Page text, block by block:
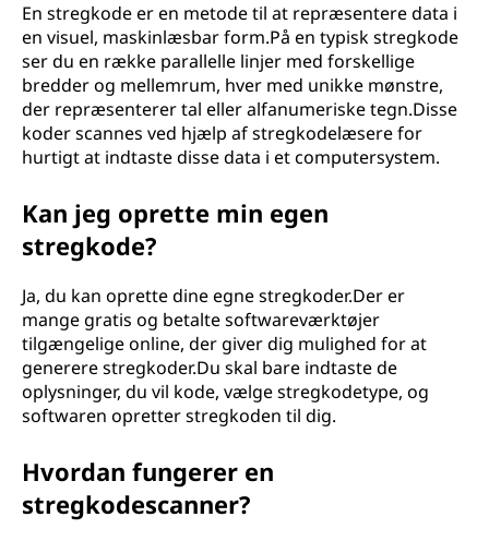
En stregkode er en metode til at repræsentere data i
en visuel, maskinlæsbar form.På en typisk stregkode
ser du en række parallelle linjer med forskellige
bredder og mellemrum, hver med unikke mønstre,
der repræsenterer tal eller alfanumeriske tegn.Disse
koder scannes ved hjælp af stregkodelæsere for
hurtigt at indtaste disse data i et computersystem.
Kan jeg oprette min egen
stregkode?
Ja, du kan oprette dine egne stregkoder.Der er
mange gratis og betalte softwareværktøjer
tilgængelige online, der giver dig mulighed for at
generere stregkoder.Du skal bare indtaste de
oplysninger, du vil kode, vælge stregkodetype, og
softwaren opretter stregkoden til dig.
Hvordan fungerer en
stregkodescanner?